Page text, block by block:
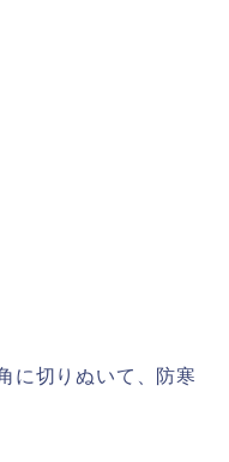
に切りぬいて、防寒